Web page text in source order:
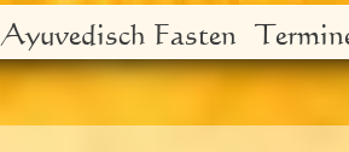
Ayuvedisch Fasten